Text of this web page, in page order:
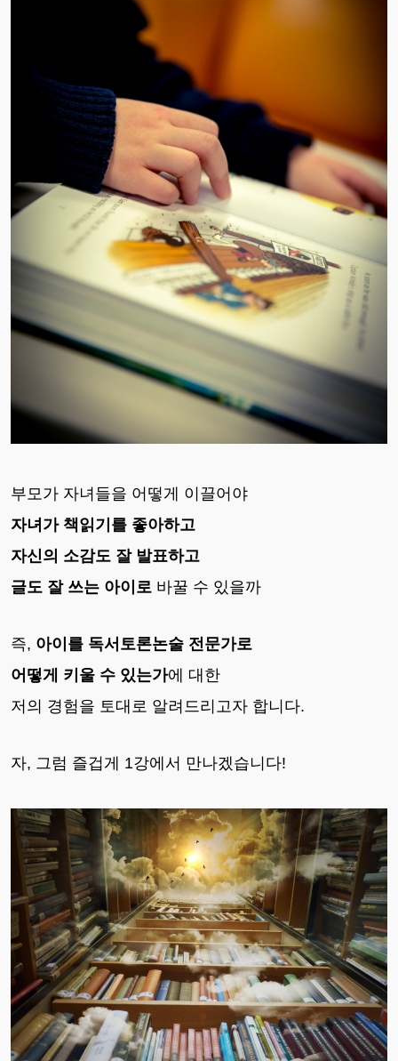
부모가 자녀들을 어떻게 이끌어야
자녀가 책읽기를 좋아하고
자신의 소감도 잘 발표하고
글도 잘 쓰는 아이로 바꿀 수 있을까
즉, 아이를 독서토론논술 전문가로
어떻게 키울 수 있는가에 대한
저의 경험을 토대로 알려드리고자 합니다.
자, 그럼 즐겁게 1강에서 만나겠습니다!